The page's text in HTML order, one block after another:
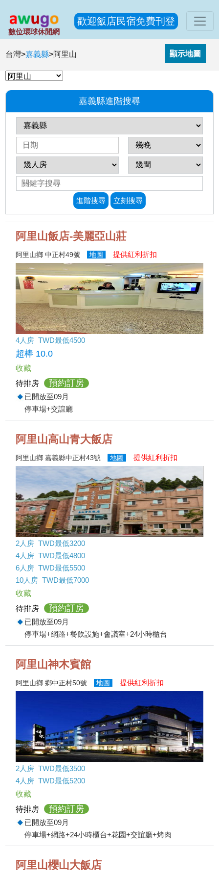
數位環球休閒網
歡迎飯店民宿免費刊登
台灣>嘉義縣>阿里山
嘉義縣進階搜尋
進階搜尋 立刻搜尋
阿里山飯店-美麗亞山莊
阿里山鄉 中正村49號 地圖 提供紅利折扣
4人房 TWD最低4500
超棒 10.0
收藏
待排房
預約訂房
已開放至09月
停車場+交誼廳
阿里山高山青大飯店
阿里山鄉 嘉義縣中正村43號 地圖 提供紅利折扣
2人房 TWD最低3200
4人房 TWD最低4800
6人房 TWD最低5500
10人房 TWD最低7000
收藏
待排房
預約訂房
已開放至09月
停車場+網路+餐飲設施+會議室+24小時櫃台
阿里山神木賓館
阿里山鄉 鄉中正村50號 地圖 提供紅利折扣
2人房 TWD最低3500
4人房 TWD最低5200
收藏
待排房
預約訂房
已開放至09月
停車場+網路+24小時櫃台+花園+交誼廳+烤肉
阿里山櫻山大飯店